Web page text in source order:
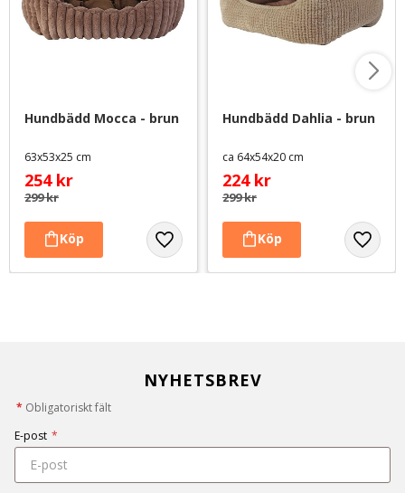
Hundbädd Mocca - brun
63x53x25 cm
254 kr
299kr
Hundbädd Dahlia - brun
ca 64x54x20 cm
224 kr
299kr
NYHETSBREV
* Obligatoriskt fält
E-post *